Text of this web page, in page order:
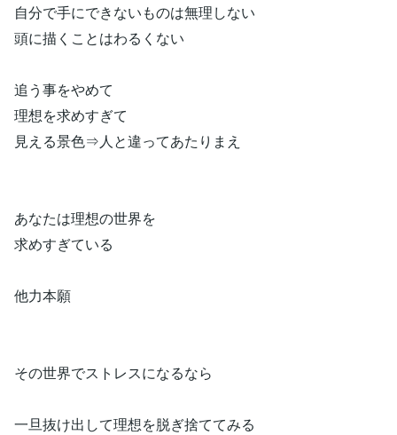
自分で手にできないものは無理しない
頭に描くことはわるくない
追う事をやめて
理想を求めすぎて
見える景色⇒人と違ってあたりまえ
あなたは理想の世界を
求めすぎている
他力本願
その世界でストレスになるなら
一旦抜け出して理想を脱ぎ捨ててみる